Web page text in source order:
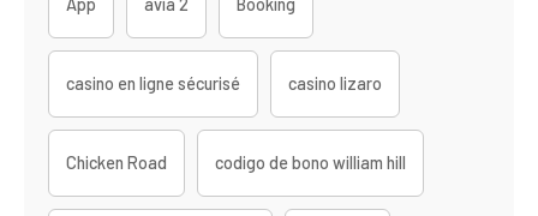
App avia 2 Booking
casino en ligne sécurisé casino lizaro
Chicken Road codigo de bono william hill